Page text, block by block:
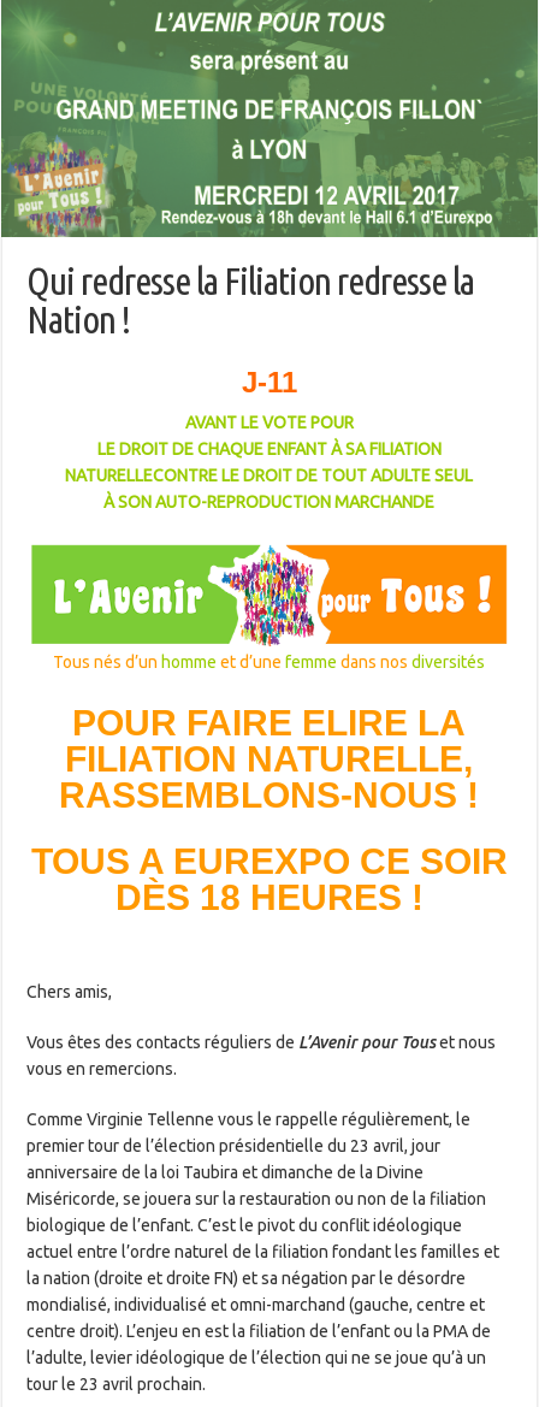
Qui redresse la Filiation redresse la
Nation !
J-11
AVANT LE VOTE POUR
LE DROIT DE CHAQUE ENFANT À SA FILIATION
NATURELLECONTRE LE DROIT DE TOUT ADULTE SEUL
À SON AUTO-REPRODUCTION MARCHANDE
Tous nés d’un homme et d’unefemme dans nosdiversités
POUR FAIRE ELIRE LA
FILIATION NATURELLE,
RASSEMBLONS-NOUS !
TOUS A EUREXPO CE SOIR
DÈS 18 HEURES !
Chers amis,
Vous êtes des contacts réguliers de L’Avenir pour Touset nous
vous en remercions.
Comme Virginie Tellenne vous le rappelle régulièrement, le
premier tour de l’élection présidentielle du 23 avril, jour
anniversaire de la loi Taubira et dimanche de la Divine
Miséricorde, se jouera sur la restauration ou non de la filiation
biologique de l’enfant. C’est le pivot du conflit idéologique
actuel entre l’ordre naturel de la filiation fondant les familles et
la nation (droite et droite FN) et sa négation par le désordre
mondialisé, individualisé et omni-marchand (gauche, centre et
centre droit). L’enjeu en est la filiation de l’enfant ou la PMA de
l’adulte, levier idéologique de l’élection qui ne se joue qu’à un
tour le 23 avril prochain.